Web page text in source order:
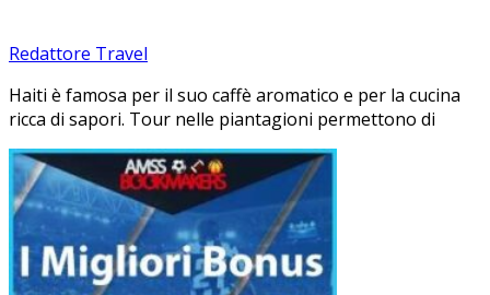
Redattore Travel
Haiti è famosa per il suo caffè aromatico e per la cucina
ricca di sapori. Tour nelle piantagioni permettono di